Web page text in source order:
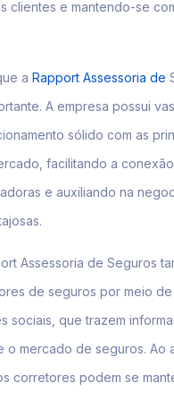
clientes e mantendo-se
a Rapport Assessoria de
A empresa possui
sólido com as
facilitando a
e auxiliando na
Assessoria de Seguros
de seguros por meio de
sociais, que trazem
o mercado de seguros. Ao
corretores podem se